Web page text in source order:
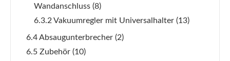
Wandanschluss (8)
6.3.2 Vakuumregler mit Universalhalter (13)
6.4 Absaugunterbrecher (2)
6.5 Zubehör (10)